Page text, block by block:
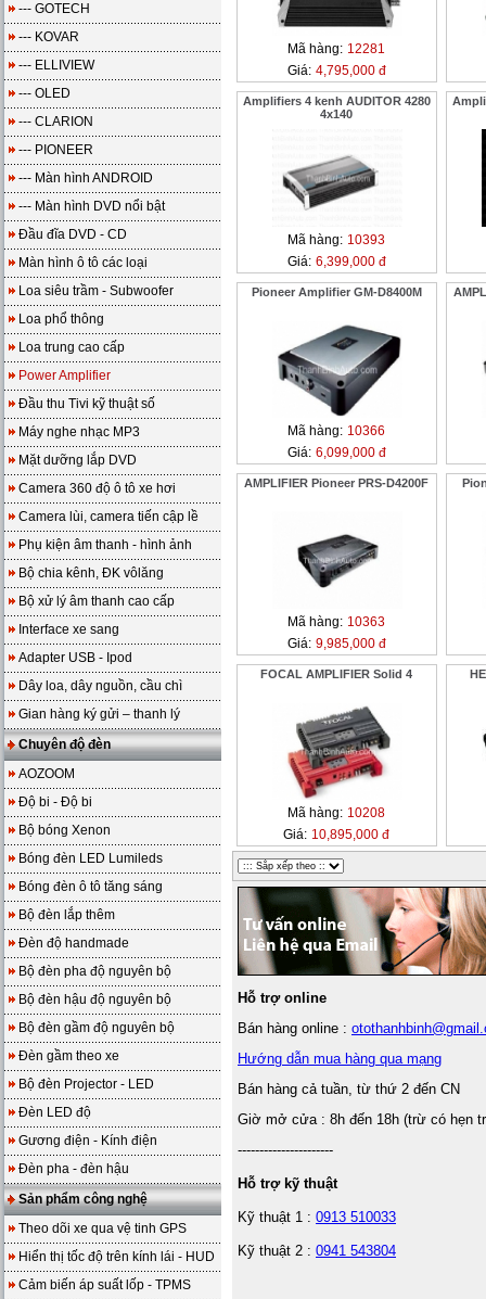
--- GOTECH
--- KOVAR
--- ELLIVIEW
--- OLED
--- CLARION
--- PIONEER
--- Màn hình ANDROID
--- Màn hình DVD nổi bật
Đầu đĩa DVD - CD
Màn hình ô tô các loại
Loa siêu trầm - Subwoofer
Loa phổ thông
Loa trung cao cấp
Power Amplifier
Đầu thu Tivi kỹ thuật số
Máy nghe nhạc MP3
Mặt dưỡng lắp DVD
Camera 360 độ ô tô xe hơi
Camera lùi, camera tiến cập lề
Phụ kiện âm thanh - hình ảnh
Bộ chia kênh, ĐK vôlăng
Bộ xử lý âm thanh cao cấp
Interface xe sang
Adapter USB - Ipod
Dây loa, dây nguồn, cầu chì
Gian hàng ký gửi – thanh lý
Chuyên độ đèn
AOZOOM
Độ bi - Độ bi
Bộ bóng Xenon
Bóng đèn LED Lumileds
Bóng đèn ô tô tăng sáng
Bộ đèn lắp thêm
Đèn độ handmade
Bộ đèn pha độ nguyên bộ
Bộ đèn hậu độ nguyên bộ
Bộ đèn gầm độ nguyên bộ
Đèn gầm theo xe
Bộ đèn Projector - LED
Đèn LED độ
Gương điện - Kính điện
Đèn pha - đèn hậu
Sản phẩm công nghệ
Theo dõi xe qua vệ tinh GPS
Hiển thị tốc độ trên kính lái - HUD
Cảm biến áp suất lốp - TPMS
Mã hàng: 12281
Giá: 4,795,000 đ
Amplifiers 4 kenh AUDITOR 4280
4x140
Mã hàng: 10393
Giá: 6,399,000 đ
Pioneer Amplifier GM-D8400M
Mã hàng: 10366
Giá: 6,099,000 đ
AMPLIFIER Pioneer PRS-D4200F
Mã hàng: 10363
Giá: 9,985,000 đ
FOCAL AMPLIFIER Solid 4
Mã hàng: 10208
Giá: 10,895,000 đ
Hỗ trợ online
Bán hàng online :
Hướng dẫn mua hàng qua mạng
Bán hàng cả tuần, từ thứ 2 đến CN
Giờ mở cửa : 8h đến 18h (trừ có hẹn
----------------------
Hỗ trợ kỹ thuật
Kỹ thuật 1 : 0913 510033
Kỹ thuật 2 : 0941 543804